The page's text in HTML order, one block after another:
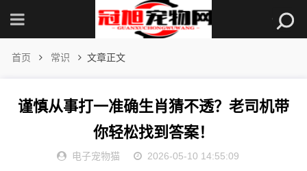
首页 常识 文章正文
谨慎从事打一准确生肖猜不透？老司机带
你轻松找到答案！
电子宠物猫 2026-05-10 14:55:09